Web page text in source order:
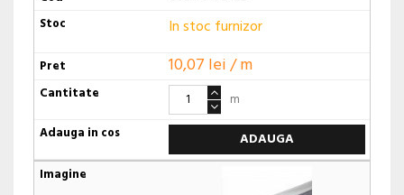
In stoc furnizor
10,07 lei / m
m
ADAUGA